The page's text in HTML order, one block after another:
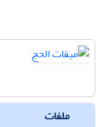
ملفات